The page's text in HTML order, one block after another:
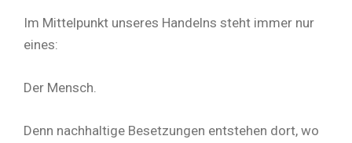
Im Mittelpunkt unseres Handelns steht immer nur
eines:
Der Mensch.
Denn nachhaltige Besetzungen entstehen dort, wo